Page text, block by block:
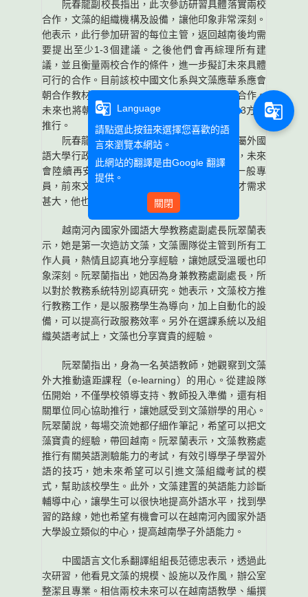
阮春龍副校長指出，此次參訪研習具體落實兩校
合作，文藻的組織機構及設備，讓他印象非常深刻。
他表示，此行參加研習的每位主管，返回越南後均需
要提出至少1-3個建議。之後他們會再綜理所有建
議，並且衡量兩校合作的條件，進一步擬訂未來具體
可行的合作。目前該校中國文化系與文藻應華系應會
朝合作教材編寫、學生交換及開設短期班方面合作。
未來也將朝交換學生方面，考慮以2+2或者1+3方式
推行。
阮春龍副校長強調，越南河內國家大學所屬外國
語大學行政團隊，此次的學習只是第一個前站，未來
會陸續再安排該校主要的幹部、主管，甚至一般專
員，前來文藻學習。鑒於目前越南河內外語人才需求
甚大，他也會推薦到台灣文藻外大學習中文。
越南河內國家外國語大學教務處副處長阮翠蘭表
示，她是第一次造訪文藻，文藻團隊從主管到所有工
作人員，熱情且認真地分享經驗，讓她感受溫暖也印
象深刻。阮翠蘭指出，她因為身兼教務處副處長，所
以對於教務系統特別認真研究。她表示，文藻校方推
行教務工作，是以服務學生為導向，加上自動化的設
備，可以提高行政服務效率。另外在選課系統以及組
織英語考試上，文藻也分享寶貴的經驗。
阮翠蘭指出，身為一名英語教師，她觀察到文藻
外大推動遠距課程（e-learning）的用心。從建設隊
伍開始，不僅學校領導支持、教師投入準備，還有相
關單位同心協助推行，讓她感受到文藻辦學的用心。
阮翠蘭說，每場交流她都仔細作筆記，希望可以把文
藻寶貴的經驗，帶回越南。阮翠蘭表示，文藻教務處
推行有關英語測驗能力的考試，有效引導學子學習外
語的技巧，她未來希望可以引進文藻組織考試的模
式，幫助該校學生。此外，文藻建置的英語能力診斷
輔導中心，讓學生可以很快地提高外語水平，找到學
習的路線，她也希望有機會可以在越南河內國家外語
大學設立類似的中心，提高越南學子外語能力。
中國語言文化系翻譯組組長范德忠表示，透過此
次研習，他看見文藻的規模、設施以及作風，辦公室
整潔且專業。相信兩校未來可以在越南語教學、編撰
g_translate
Language
請點選此按鈕來選擇您喜歡的語
言來瀏覽本網站。
此網站的翻譯是由Google 翻譯
提供。
關閉
g_translate